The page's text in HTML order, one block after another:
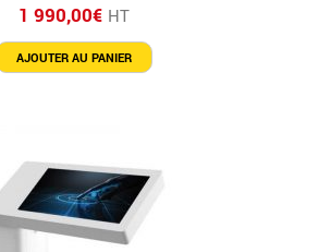
1 990,00€ HT
AJOUTER AU PANIER